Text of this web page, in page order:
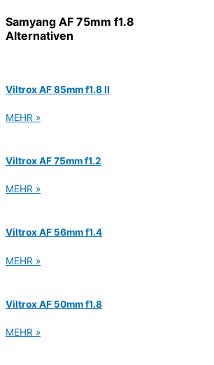
Samyang AF 75mm f1.8
Alternativen
Viltrox AF 85mm f1.8 II
MEHR »
Viltrox AF 75mm f1.2
MEHR »
Viltrox AF 56mm f1.4
MEHR »
Viltrox AF 50mm f1.8
MEHR »